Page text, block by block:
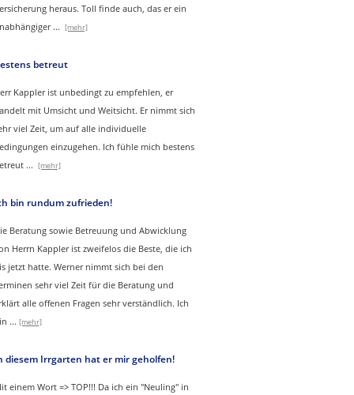
heraus. Toll finde auch, das er ein
... [mehr]
betreut
Kappler ist unbedingt zu empfehlen, er
mit Umsicht und Weitsicht. Er nimmt sich
viel Zeit, um auf alle individuelle
einzugehen. Ich fühle mich bestens
... [mehr]
bin rundum zufrieden!
Beratung sowie Betreuung und Abwicklung
Herrn Kappler ist zweifelos die Beste, die ich
jetzt hatte. Werner nimmt sich bei den
sehr viel Zeit für die Beratung und
alle offenen Fragen sehr verständlich. Ich
... [mehr]
diesem Irrgarten hat er mir geholfen!
einem Wort => TOP!!! Da ich ein "Neuling" in